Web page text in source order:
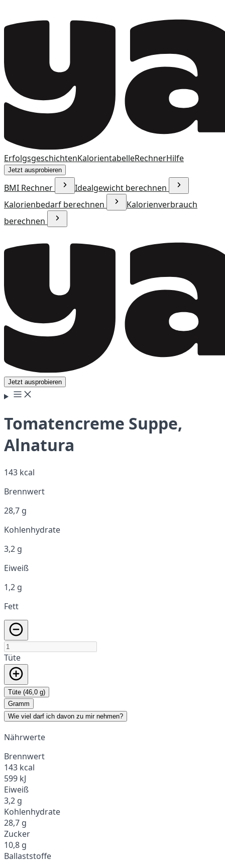
ErfolgsgeschichtenKalorientabelleRechnerHilfe
Jetzt ausprobieren
BMI Rechner
Idealgewicht berechnen
Kalorienbedarf berechnen
Kalorienverbrauch
berechnen
Jetzt ausprobieren
Tomatencreme Suppe,
Alnatura
143 kcal
Brennwert
28,7 g
Kohlenhydrate
3,2 g
Eiweiß
1,2 g
Fett
Tüte
Tüte (46,0 g)
Gramm
Wie viel darf ich davon zu mir nehmen?
Nährwerte
Brennwert
143 kcal
599 kJ
Eiweiß
3,2 g
Kohlenhydrate
28,7 g
Zucker
10,8 g
Ballaststoffe